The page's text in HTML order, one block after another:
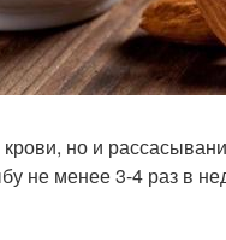
но и
не менее 3-4 раз в